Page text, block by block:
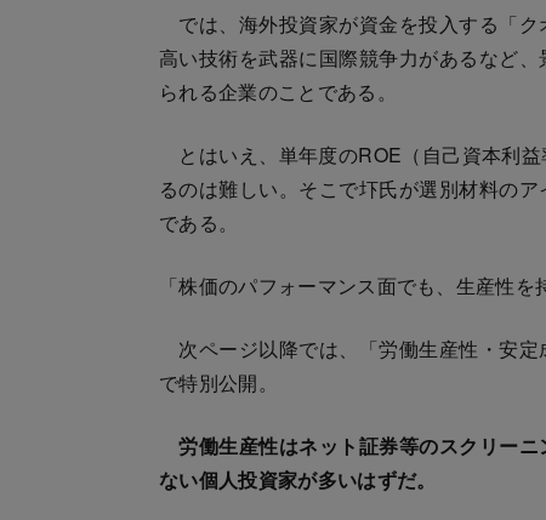
では、海外投資家が資金を投入する「ク
高い技術を武器に国際競争力があるなど
られる企業のことである。
とはいえ、単年度のROE（自己資本利
るのは難しい。そこで圷氏が選別材料の
である。
「株価のパフォーマンス面でも、生産性
次ページ以降では、「労働生産性・安
で特別公開。
労働生産性はネット証券等のスクリー
ない個人投資家が多いはずだ。